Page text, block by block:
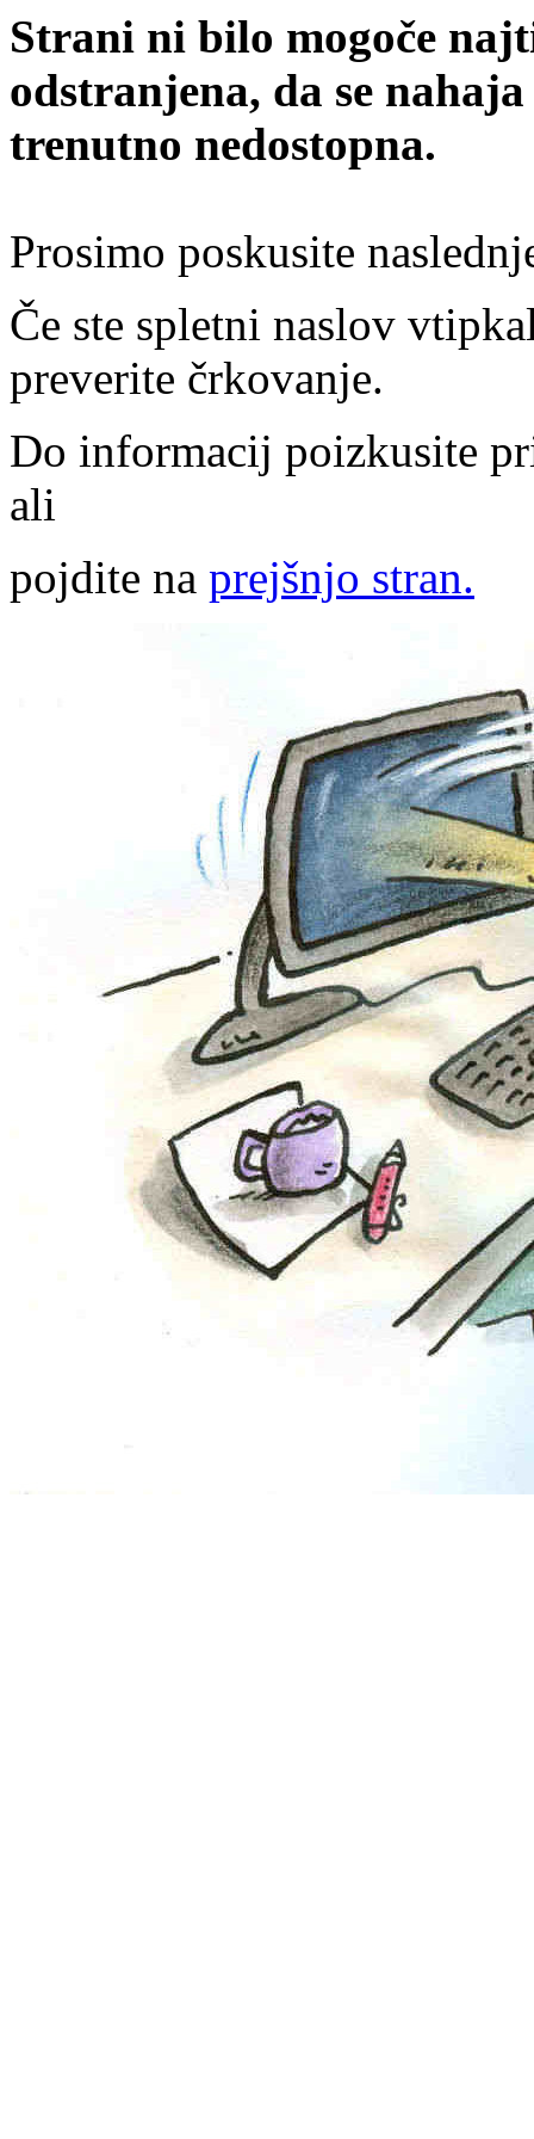
Strani ni bilo mogoče
odstranjena, da se
trenutno nedostopna.
Prosimo poskusite
Če ste spletni naslov
preverite črkovanje.
Do informacij poizkusite
ali
pojdite na prejšnjo stran.